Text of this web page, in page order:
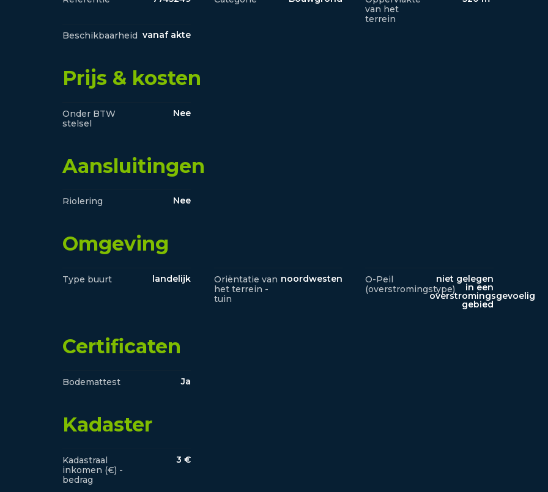
van het
terrein
Beschikbaarheid vanaf akte
Prijs & kosten
Onder BTW
stelsel
Nee
Aansluitingen
Riolering Nee
Omgeving
Type buurt landelijk
Oriëntatie van
het terrein -
tuin
noordwesten
O-Peil
(overstromingstype)
niet gelegen
in een
overstromingsgevoelig
gebied
Certificaten
Bodemattest Ja
Kadaster
Kadastraal
inkomen (€) -
bedrag
3 €